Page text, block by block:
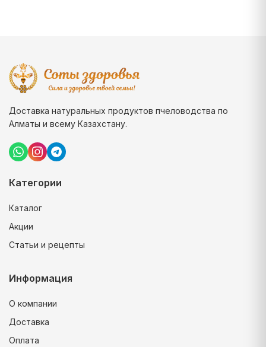
Доставка натуральных продуктов пчеловодства по
Алматы и всему Казахстану.
Категории
Каталог
Акции
Статьи и рецепты
Информация
О компании
Доставка
Оплата